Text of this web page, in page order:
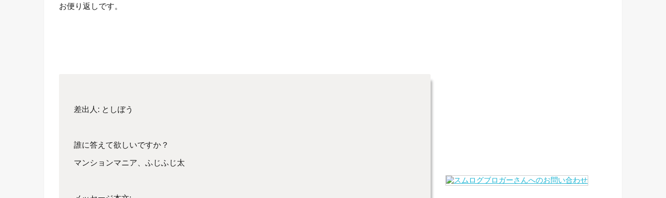
お便り返しです。
差出人: としぼう
誰に答えて欲しいですか？
マンションマニア、ふじふじ太